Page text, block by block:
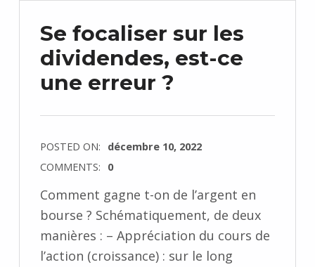
Se focaliser sur les
dividendes, est-ce
une erreur ?
POSTED ON: décembre 10, 2022
COMMENTS: 0
Comment gagne t-on de l’argent en
bourse ? Schématiquement, de deux
manières : – Appréciation du cours de
l’action (croissance) : sur le long